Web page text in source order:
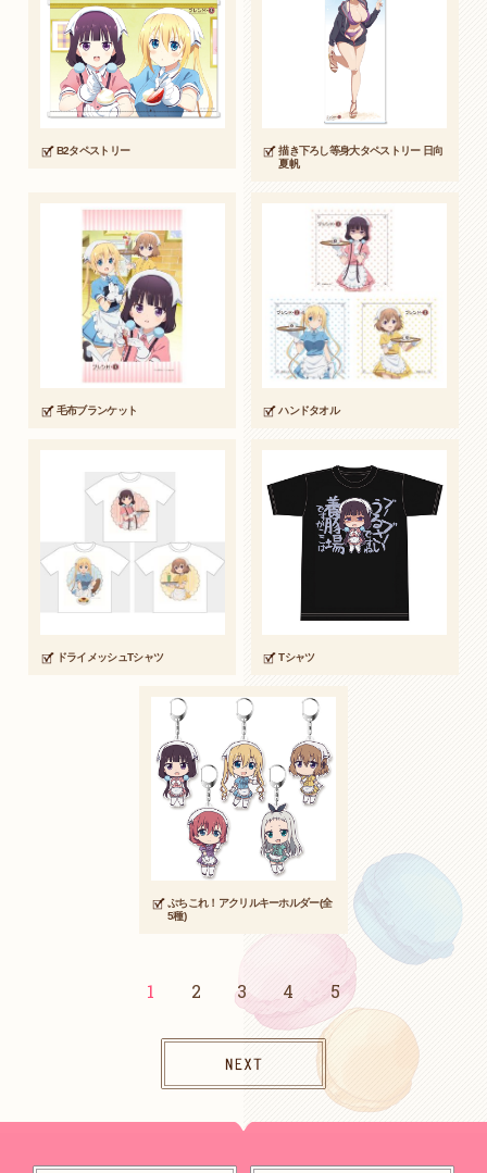
B2タペストリー
描き下ろし等身大タペストリー 日向
夏帆
毛布ブランケット ハンドタオル
ドライメッシュTシャツ Tシャツ
ぷちこれ！アクリルキーホルダー(全
5種)
1 2 3 4 5